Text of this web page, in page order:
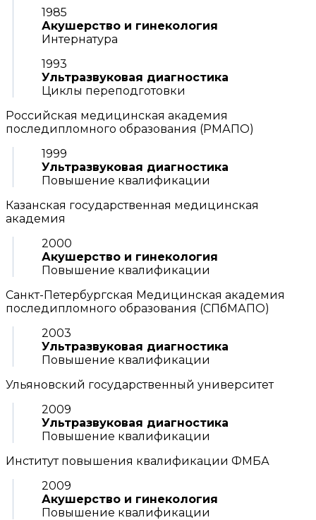
1985
Акушерство и гинекология
Интернатура
1993
Ультразвуковая диагностика
Циклы переподготовки
Российская медицинская академия
последипломного образования (РМАПО)
1999
Ультразвуковая диагностика
Повышение квалификации
Казанская государственная медицинская
академия
2000
Акушерство и гинекология
Повышение квалификации
Санкт-Петербургская Медицинская академия
последипломного образования (СПбМАПО)
2003
Ультразвуковая диагностика
Повышение квалификации
Ульяновский государственный университет
2009
Ультразвуковая диагностика
Повышение квалификации
Институт повышения квалификации ФМБА
2009
Акушерство и гинекология
Повышение квалификации